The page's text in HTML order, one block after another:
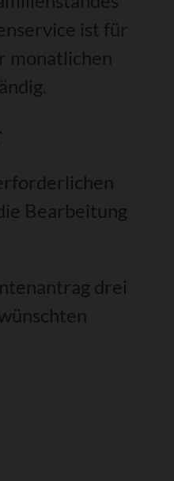
ist für
monatlichen
Bearbeitung
drei